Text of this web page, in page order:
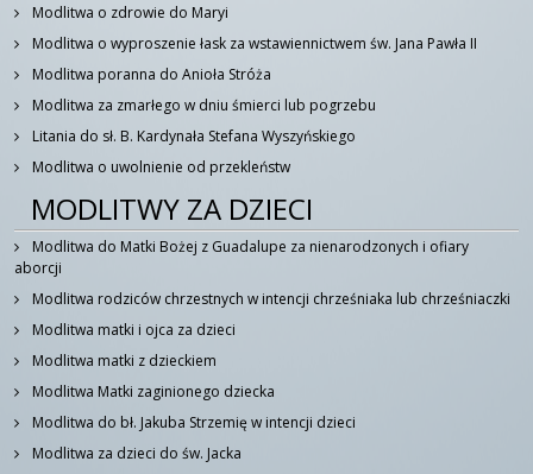
Modlitwa o zdrowie do Maryi
Modlitwa o wyproszenie łask za wstawiennictwem św. Jana Pawła II
Modlitwa poranna do Anioła Stróża
Modlitwa za zmarłego w dniu śmierci lub pogrzebu
Litania do sł. B. Kardynała Stefana Wyszyńskiego
Modlitwa o uwolnienie od przekleństw
MODLITWY ZA DZIECI
Modlitwa do Matki Bożej z Guadalupe za nienarodzonych i ofiary
aborcji
Modlitwa rodziców chrzestnych w intencji chrześniaka lub chrześniaczki
Modlitwa matki i ojca za dzieci
Modlitwa matki z dzieckiem
Modlitwa Matki zaginionego dziecka
Modlitwa do bł. Jakuba Strzemię w intencji dzieci
Modlitwa za dzieci do św. Jacka